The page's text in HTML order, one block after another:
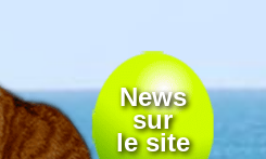
News
sur
le site